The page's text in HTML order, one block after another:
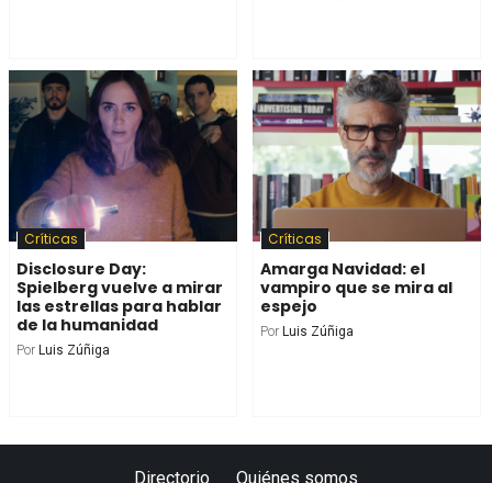
Críticas
Disclosure Day:
Spielberg vuelve a mirar
las estrellas para hablar
de la humanidad
Por Luis Zúñiga
Críticas
Amarga Navidad: el
vampiro que se mira al
espejo
Por Luis Zúñiga
Directorio Quiénes somos